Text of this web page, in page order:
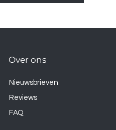
Over ons
Nieuwsbrieven
Reviews
FAQ